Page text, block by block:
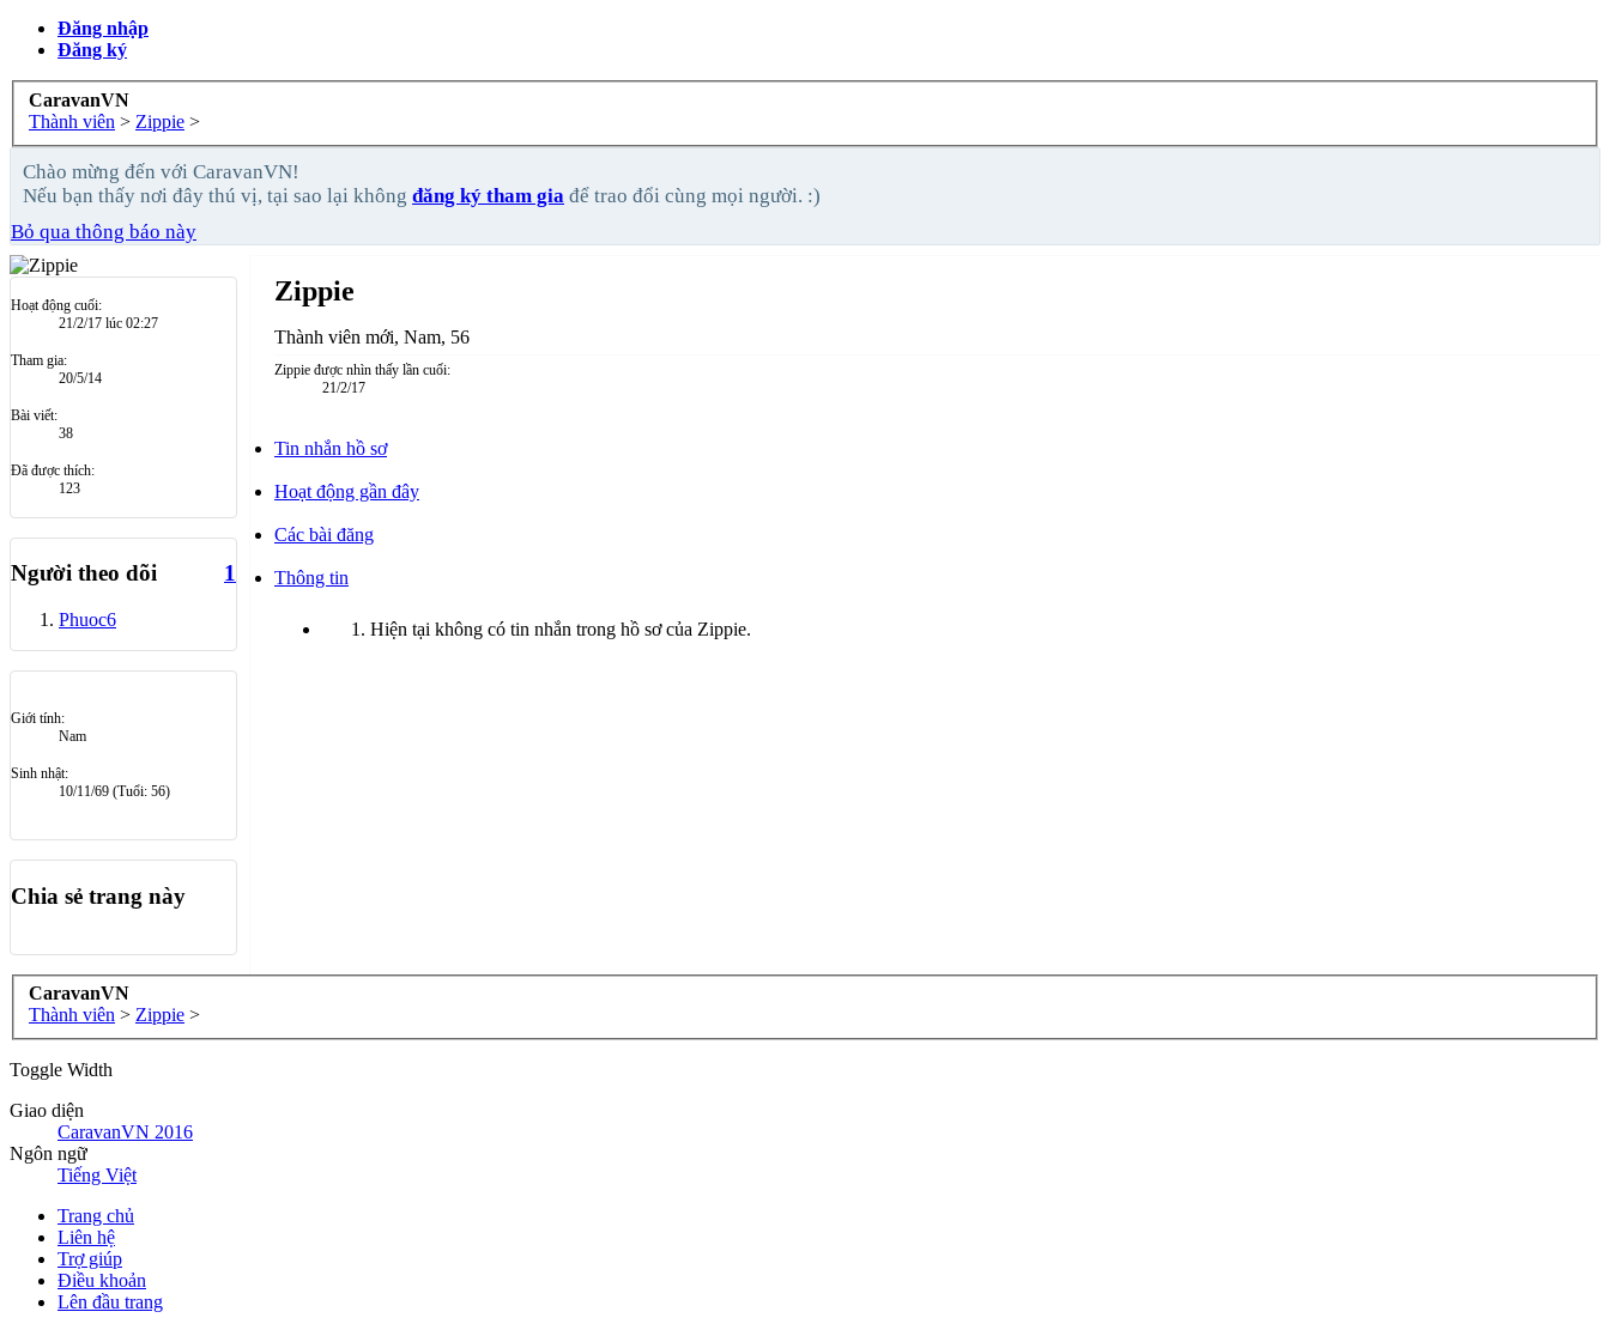
Đăng nhập
Đăng ký
CaravanVN
Thành viên > Zippie >
Chào mừng đến với CaravanVN!
Nếu bạn thấy nơi đây thú vị, tại sao lại không đăng ký tham gia để trao đổi cùng mọi người. :)
Bỏ qua thông báo này
Hoạt động cuối:
21/2/17 lúc 02:27
Tham gia:
20/5/14
Bài viết:
38
Đã được thích:
123
Người theo dõi 1
Phuoc6
Giới tính:
Nam
Sinh nhật:
10/11/69 (Tuổi: 56)
Chia sẻ trang này
Zippie
Thành viên mới, Nam, 56
Zippie được nhìn thấy lần cuối:
21/2/17
Tin nhắn hồ sơ
Hoạt động gần đây
Các bài đăng
Thông tin
Hiện tại không có tin nhắn trong hồ sơ của Zippie.
CaravanVN
Thành viên > Zippie >
Toggle Width
Giao diện
CaravanVN 2016
Ngôn ngữ
Tiếng Việt
Trang chủ
Liên hệ
Trợ giúp
Điều khoản
Lên đầu trang